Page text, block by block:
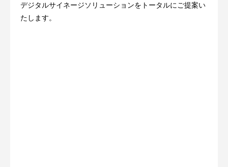
デジタルサイネージソリューションをトータルにご提案い
たします。